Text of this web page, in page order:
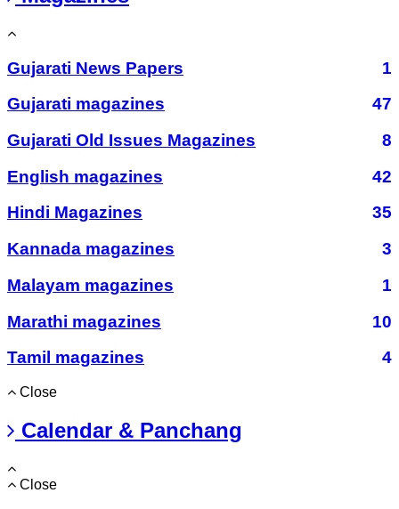
Gujarati News Papers
1
Gujarati magazines
47
Gujarati Old Issues Magazines
8
English magazines
42
Hindi Magazines
35
Kannada magazines
3
Malayam magazines
1
Marathi magazines
10
Tamil magazines
4
Close
Calendar & Panchang
Close